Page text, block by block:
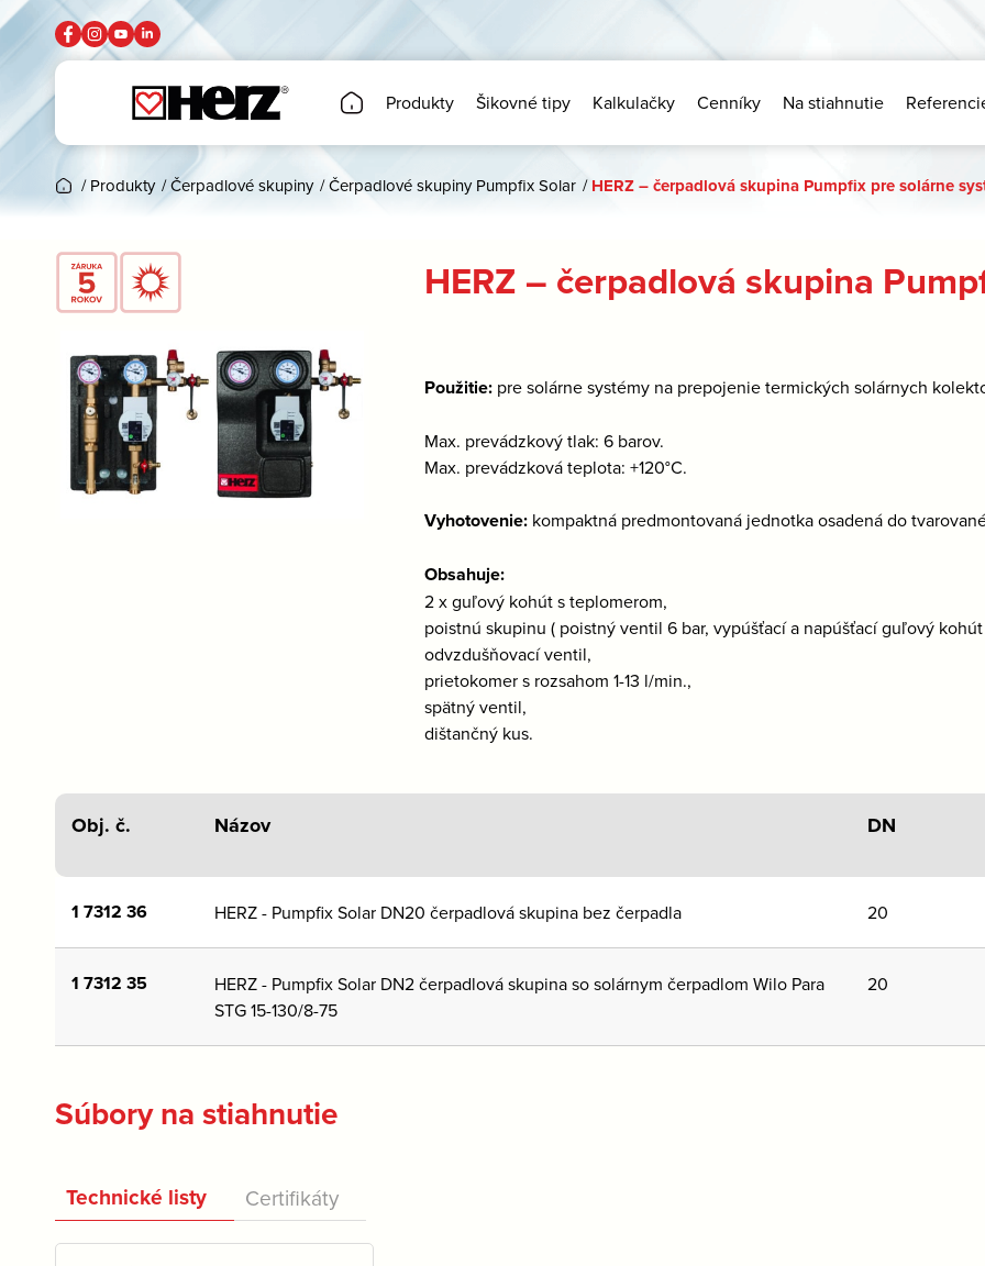
Produkty Šikovné tipy Kalkulačky Cenníky Na stiahnutie
/ Produkty /Čerpadlové skupiny /Čerpadlové skupiny Pumpfix Solar / HERZ – čerpadlová skupina Pumpfix pre solárne
HERZ – čerpadlová skupina
Použitie: pre solárne systémy na prepojenie termických solárnych
Max. prevádzkový tlak: 6 barov.
Max. prevádzková teplota: +120°C.
Vyhotovenie: kompaktná predmontovaná jednotka osadená do
Obsahuje:
2 x guľový kohút s teplomerom,
poistnú skupinu ( poistný ventil 6 bar, vypúšťací a napúšťací guľový
odvzdušňovací ventil,
prietokomer s rozsahom 1-13 l/min.,
spätný ventil,
dištančný kus.
Obj. č. Názov DN
1 7312 36 HERZ - Pumpfix Solar DN20 čerpadlová skupina bez čerpadla 20
1 7312 35
HERZ - Pumpfix Solar DN2 čerpadlová skupina so solárnym čerpadlom Wilo Para
STG 15-130/8-75
20
Súbory na stiahnutie
Technické listy Certifikáty